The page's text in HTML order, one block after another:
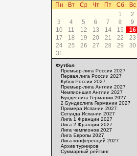
Пн
Вт Ср Чт Пт Сб
Вс
1
2
3
4 5 6 7 8
9
10
11 12 13 14 15
16
17
18 19 20 21 22
23
24
25 26 27 28 29
30
31
Футбол
Премьер-лига России 2027
Первая лига России 2027
Кубок России 2027
Премьер-лига Англии 2027
Чемпионшип Англии 2027
Бундеслига Германии 2027
2 Бундеслига Германии 2027
Примера Испании 2027
Сегунда Испании 2027
Лига 1 Франции 2027
Лига 2 Франции 2027
Лига чемпионов 2027
Лига Европы 2027
Лига конференций 2027
Архив турниров
Суммарный рейтинг